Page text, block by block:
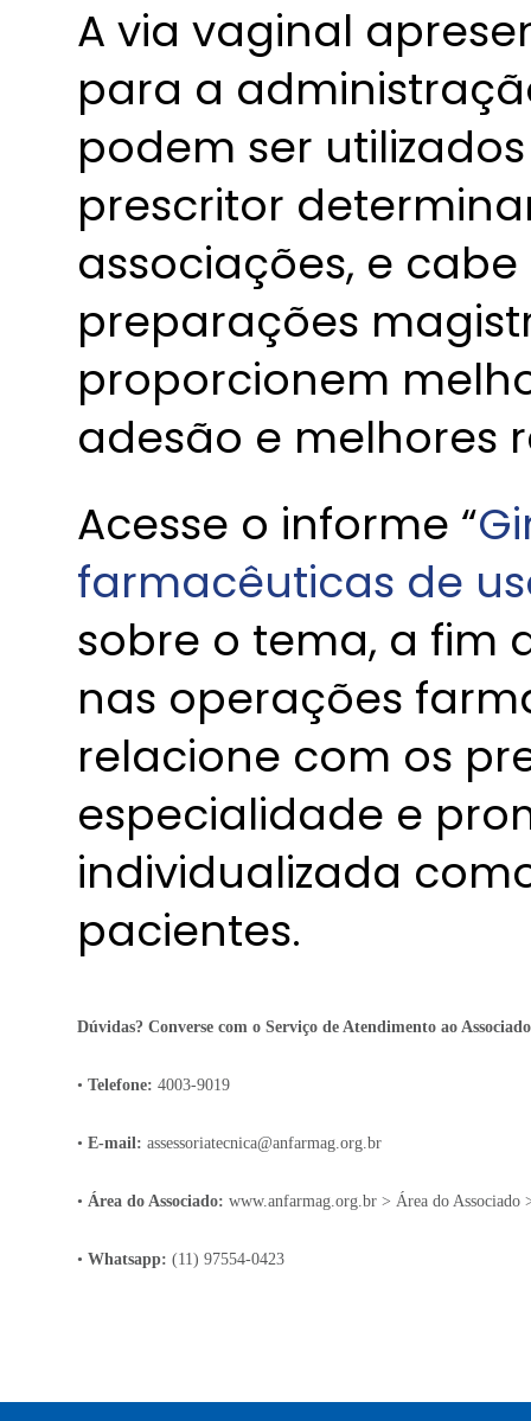
A via vaginal
para a
podem ser
prescritor
associações, e
preparações
proporcionem
adesão e melhores
Acesse o informe “
farmacêuticas de
sobre o tema, a fim
nas operações
relacione com os
especialidade e
individualizada
pacientes.
Dúvidas? Converse com o Serviço de Atendimento ao Associado
• Telefone: 4003-9019
• E-mail: assessoriatecnica@anfarmag.org.br
• Área do Associado: www.anfarmag.org.br > Área do Associado
• Whatsapp: (11) 97554-0423